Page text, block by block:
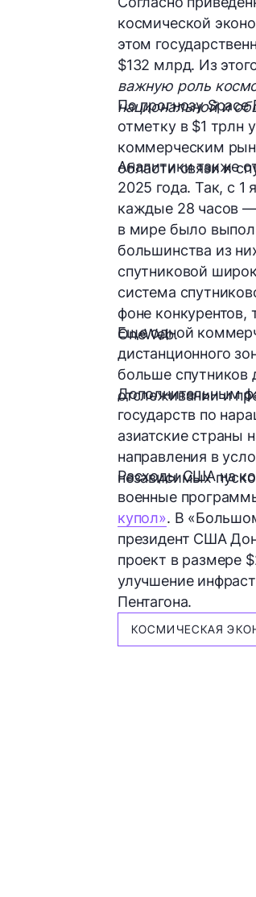
космической
этом
$132 млрд. Из
важную роль
национальной и
По прогнозу
отметку в $1 трлн
коммерческим
области связи и
Аналитики также
2025 года. Так, с 1
каждые 28 часов —
в мире было
большинства из
спутниковой
система
фоне конкурентов,
OneWeb.
Еще одной
дистанционного
больше спутников
отслеживании и
Дополнительным
государств по
азиатские страны
направления в
независимых
Расходы США на
военные
купол». В
президент США
проект в размере
улучшение
Пентагона.
КОСМИЧЕСКАЯ